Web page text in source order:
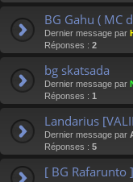
BG Gahu ( MC
Dernier message par
Réponses : 2
bg skatsada
Dernier message par
Réponses : 1
Landarius
Dernier message par
Réponses : 5
[ BG Rafarunto ]